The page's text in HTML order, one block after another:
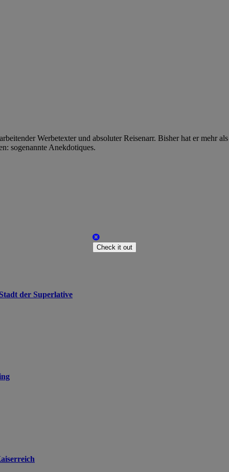
Werbetexter und absoluter Reisenarr. Bisher hat er mehr
sogenannte Anekdotiques.
der Superlative
Check it out